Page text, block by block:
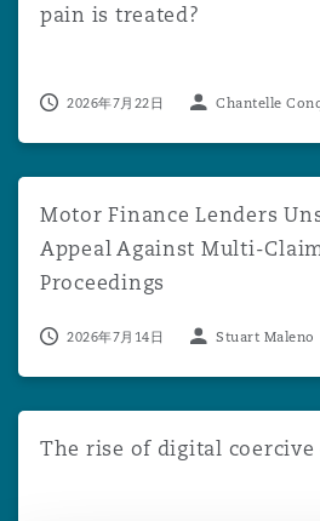
pain is treated?
2026年7月22日 Chantelle
Motor Finance Lenders
Appeal Against Multi-
Proceedings
2026年7月14日 Stuart Maleno
The rise of digital